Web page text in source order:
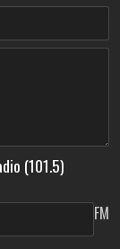
(101.5)
FM